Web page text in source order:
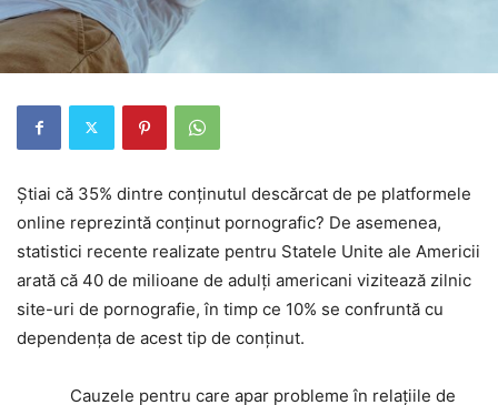
Știai că 35% dintre conținutul descărcat de pe platformele
online reprezintă conținut pornografic? De asemenea,
statistici recente realizate pentru Statele Unite ale Americii
arată că 40 de milioane de adulți americani vizitează zilnic
site-uri de pornografie, în timp ce 10% se confruntă cu
dependența de acest tip de conținut.
Cauzele pentru care apar probleme în relațiile de